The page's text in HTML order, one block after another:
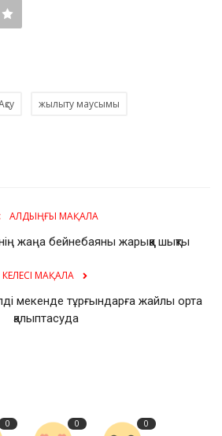
жылыту маусымы
АЛДЫҢҒЫ МАҚАЛА
жаңа бейнебаяны жарыққа шықты
КЕЛЕСІ МАҚАЛА
мекенде тұрғындарға жайлы орта
қалыптасуда
0 0 0